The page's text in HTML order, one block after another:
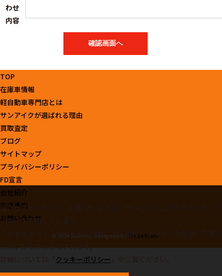
わせ
内容
TOP
在庫車情報
軽自動車専門店とは
サンアイクが選ばれる理由
買取査定
ブログ
サイトマップ
プライバシーポリシー
FD宣言
会社紹介
来店予約
お問い合わせ
© 2024 Sunaiku. Designed by Tratto Brain.
当ウェブサイトでは、お客様により良いサービスをご提供するため、ク
ッキーを利用しています。
このまま当ウェブサイトをご利用になる場合、クッキーの使用に同意い
ただいたものとみなされます。
クッキーポリシー